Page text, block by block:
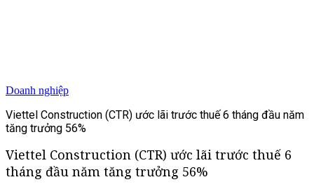
Doanh nghiệp
Viettel Construction (CTR) ước lãi trước thuế 6 tháng đầu năm
tăng trưởng 56%
Viettel Construction (CTR) ước lãi trước thuế 6
tháng đầu năm tăng trưởng 56%